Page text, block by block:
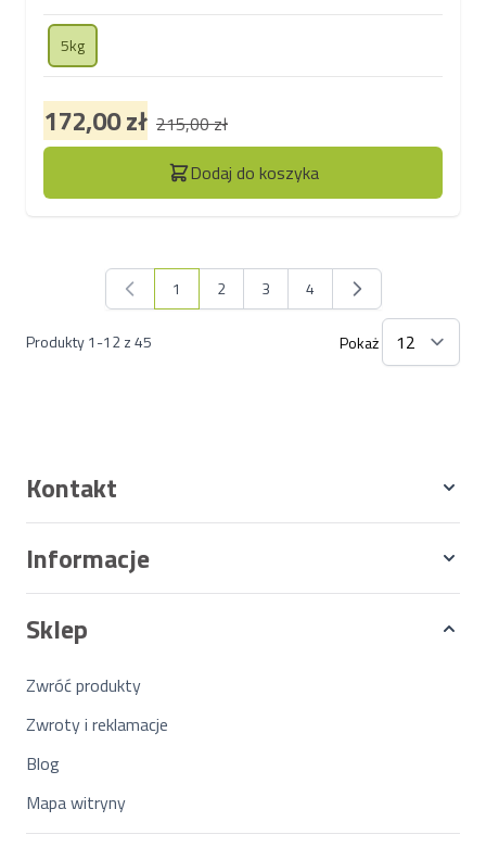
5kg
172,00 zł 215,00 zł
Dodaj do koszyka
Produkty1-12z45
Aktualnie czytasz stronę
1 Strona
2 Strona
3 Strona
4
Pokaż
Kontakt
Informacje
Sklep
Zwróć produkty
Zwroty i reklamacje
Blog
Mapa witryny